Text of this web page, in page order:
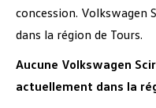
concession. Volkswagen
dans la région de Tours.
Aucune Volkswagen
actuellement dans la